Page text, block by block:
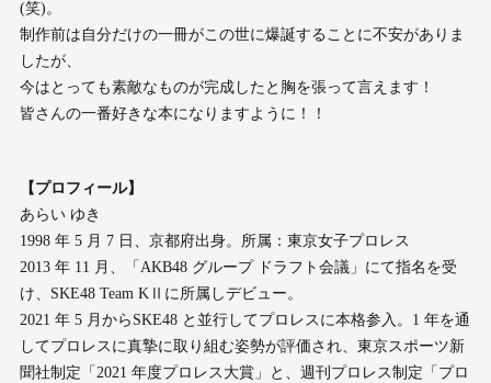
(笑)。
制作前は自分だけの一冊がこの世に爆誕することに不安がありま
したが、
今はとっても素敵なものが完成したと胸を張って言えます！
皆さんの一番好きな本になりますように！！
【プロフィール】
あらい ゆき
1998 年 5 月 7 日、京都府出身。所属：東京女子プロレス
2013 年 11 月、「AKB48 グループ ドラフト会議」にて指名を受
け、SKE48 Team KⅡに所属しデビュー。
2021 年 5 月からSKE48 と並行してプロレスに本格参入。1 年を通
してプロレスに真摯に取り組む姿勢が評価され、東京スポーツ新
聞社制定「2021 年度プロレス大賞」と、週刊プロレス制定「プロ